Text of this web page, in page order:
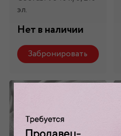
эл.
Нет в наличии
Забронировать